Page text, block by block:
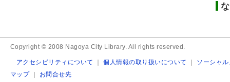
Copyright © 2008 Nagoya City Library. All rights reserved.
アクセシビリティについて ｜個人情報の取り扱いについて ｜ ソーシャ
マップ｜ お問合せ先